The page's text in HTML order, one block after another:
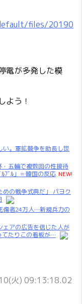
files/20190
電が多発した模
よう！
い。軍拡競争を助長し世
・五輪で複数回の性接待
ﾌﾞﾙ」＝韓国の反応 NEW!
めの戦争式典だ」 パヨク
傷者24万人…新規兵力の
ェアの広告を信じた人が
てたりこの看板が…
火) 09:13:18.02